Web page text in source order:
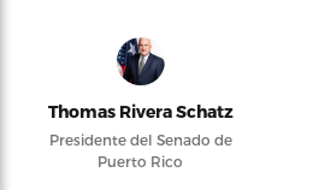
Thomas Rivera Schatz
Presidente del Senado de
Puerto Rico